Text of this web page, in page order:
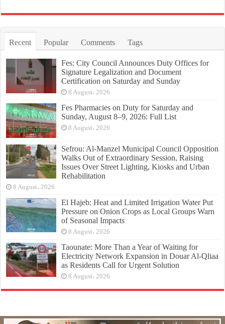
Recent Popular Comments Tags
Fes: City Council Announces Duty Offices for
Signature Legalization and Document
Certification on Saturday and Sunday
8 August، 2026
Fes Pharmacies on Duty for Saturday and
Sunday, August 8–9, 2026: Full List
8 August، 2026
Sefrou: Al-Manzel Municipal Council Opposition
Walks Out of Extraordinary Session, Raising
Issues Over Street Lighting, Kiosks and Urban
Rehabilitation
8 August، 2026
El Hajeb: Heat and Limited Irrigation Water Put
Pressure on Onion Crops as Local Groups Warn
of Seasonal Impacts
8 August، 2026
Taounate: More Than a Year of Waiting for
Electricity Network Expansion in Douar Al-Qliaa
as Residents Call for Urgent Solution
8 August، 2026